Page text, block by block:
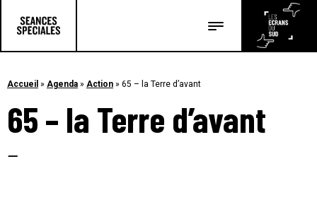
Les articles
Accueil » Agenda » Action » 65 – la Terre d’avant
65 – la Terre d’avant
–